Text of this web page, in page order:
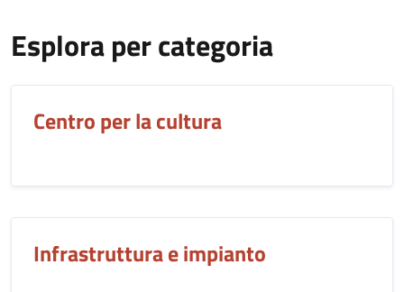
Esplora per categoria
Centro per la cultura
Infrastruttura e impianto